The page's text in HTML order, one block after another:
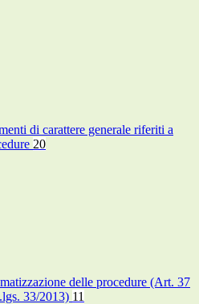
di carattere generale riferiti a
20
delle procedure (Art. 37
33/2013) 11